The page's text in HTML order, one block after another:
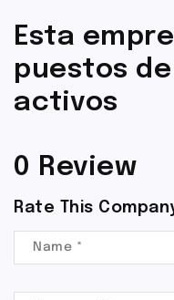
Esta
puestos
activos
0 Review
Rate This